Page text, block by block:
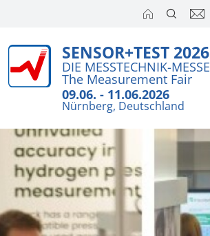
SENSOR+TEST 2026
DIE MESSTECHNIK-MESSE
The Measurement Fair
09.06. - 11.06.2026
Nürnberg, Deutschland